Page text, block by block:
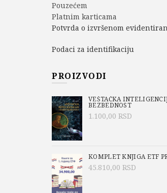
Pouzećem
Platnim karticama
Potvrda o izvršenom
Podaci za identifikaciju
PROIZVODI
VEŠTAČKA
BEZBEDNOST
1.100,00 RSD
KOMPLET KNJIGA ETF
45.810,00 RSD